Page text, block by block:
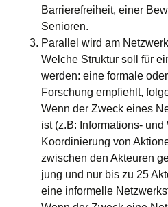
Barrierefreiheit, einer
Senioren.
Parallel wird am
Welche Struktur soll für
werden: eine formale
Forschung empfiehlt,
Wenn der Zweck eines
ist (z.B: Informations-
Koordinierung von
zwischen den Akteuren
jung und nur bis zu 25
eine informelle